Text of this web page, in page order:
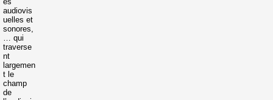
audiovis
uelles et
sonores,
… qui
traverse
nt
largemen
t le
champ
de